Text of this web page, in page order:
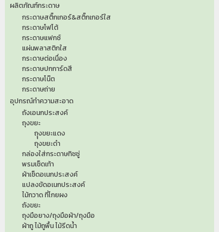
ผลิตภัณฑ์กระดาษ
กระดาษสติ๊กเกอร์&สติ๊กเกอร์ใส
กระดาษโฟโต้
กระดาษแฟกซ์
แผ่นพลาสติกใส
กระดาษต่อเนื่อง
กระดาษปกการ์ดสี
กระดาษโน๊ต
กระดาษถ่าย
อุปกรณ์ทำความสะอาด
ถังเอนกประสงค์
ถุงขยะ
ถุุงขยะแดง
ถุงขยะดำ
กล่องใส่กระดาษทิชชู่
พรมเช็ดเท้า
ผ้าเช็ดอเนกประสงค์
แปลงขัดอเนกประสงค์
ไม้กวาด ที่โกยผง
ถังขยะ
ถุงมือยาง/ถุงมือผ้า/ถุงมือ
ผ้าถู ไม้ถูพื้น ไม้รีดน้ำ